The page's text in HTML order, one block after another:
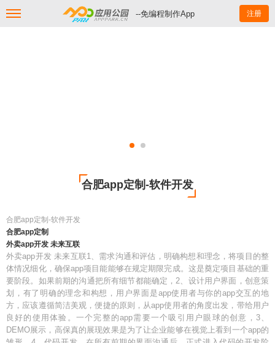
--免编程制作App 注册
合肥app定制-软件开发
合肥app定制-软件开发
合肥app定制
外卖app开发 未来互联
外卖app开发 未来互联1、需求沟通和评估，明确构想和理念，将项目的整
体情况细化，确保app项目能能够在规定期限完成。这是奠定项目基础的重
要阶段。如果前期的沟通把所有细节都能确定，2、设计用户界面，创意策
划，有了明确的理念和构想，用户界面是app使用者与你的app交互的地
方，应该遵循简洁美观，便捷的原则，从app使用者的角度出发，带给用户
良好的使用体验。一个完整的app需要一个吸引用户眼球的创意，3、
DEMO展示，高保真的展现效果是为了让企业能够在视觉上看到一个app的